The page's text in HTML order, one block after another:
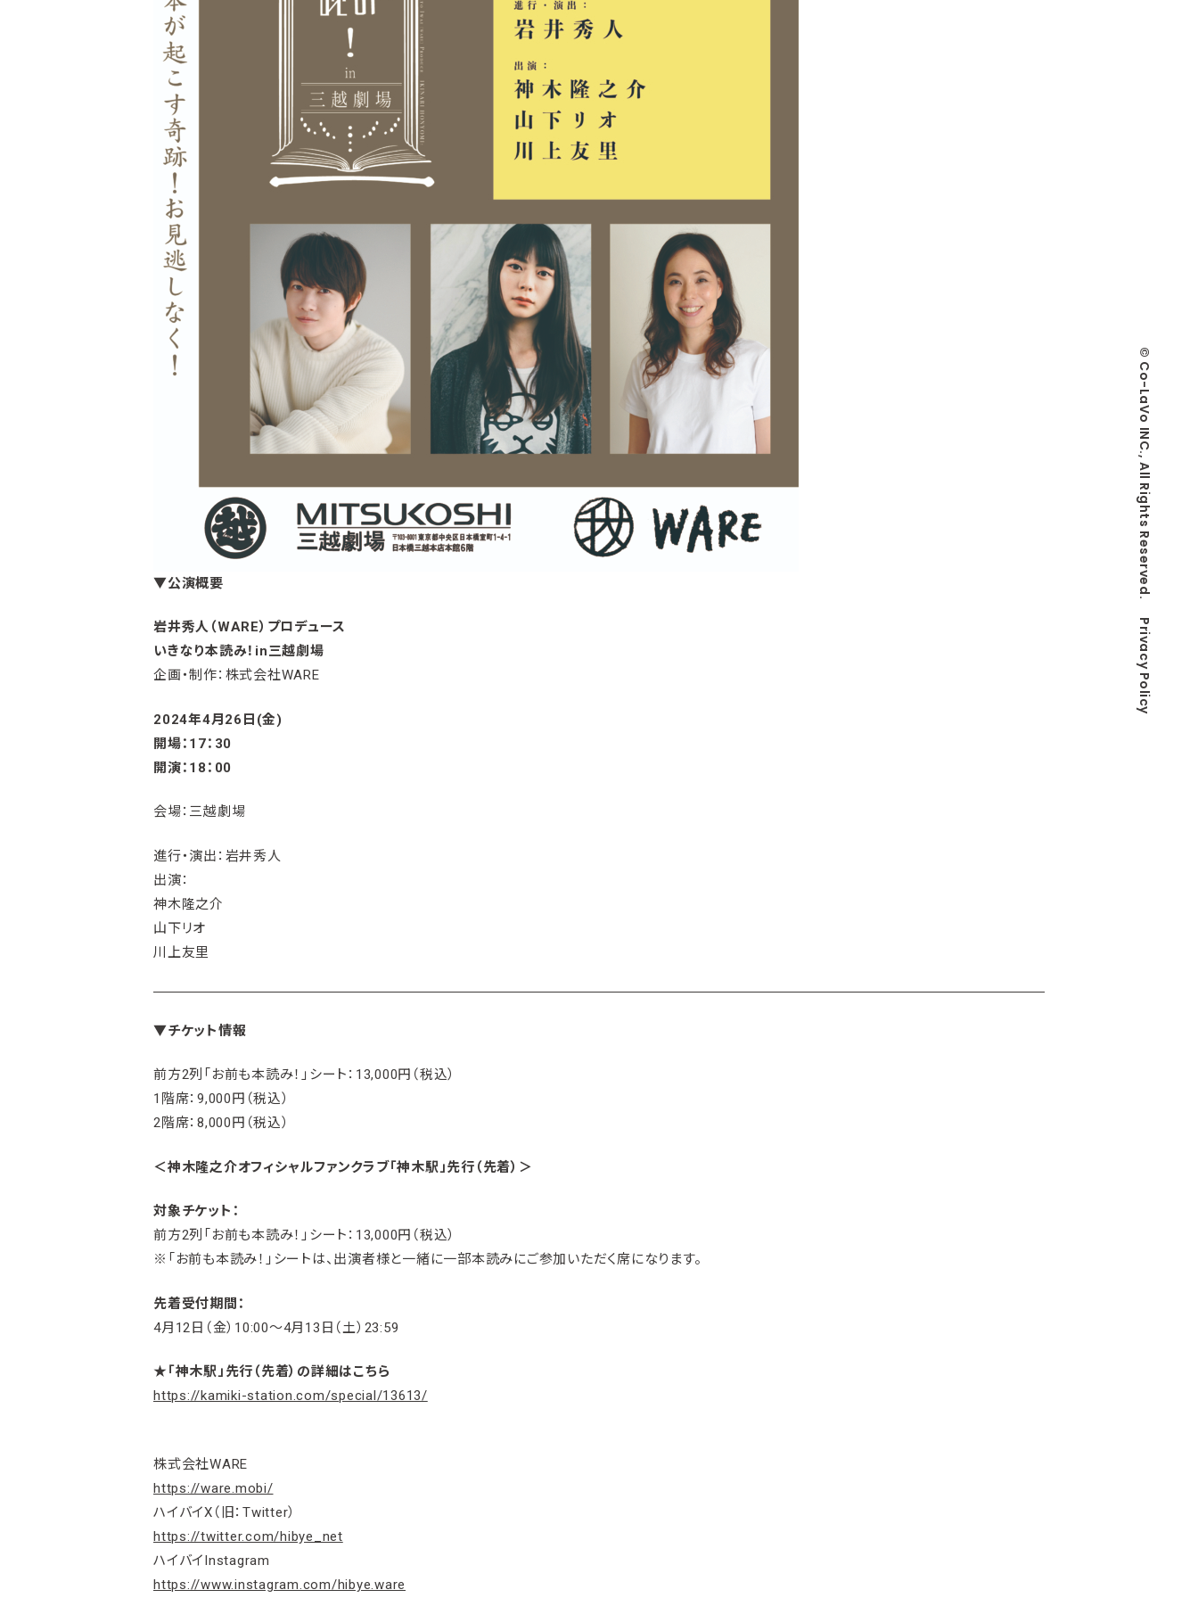
▼公演概要
岩井秀人（WARE）プロデュース
いきなり本読み！in三越劇場
企画・制作：株式会社WARE
2024年4月26日(金)
開場：17：30
開演：18：00
会場：三越劇場
進行・演出：岩井秀人
出演：
神木隆之介
山下リオ
川上友里
▼チケット情報
前方2列「お前も本読み！」シート：13,000円（税込）
1階席：9,000円（税込）
2階席：8,000円（税込）
＜神木隆之介オフィシャルファンクラブ「神木駅」先行（先着）＞
対象チケット：
前方2列「お前も本読み！」シート：13,000円（税込）
※「お前も本読み！」シートは、出演者様と一緒に一部本読みにご参加いただく席になります。
先着受付期間：
4月12日（金）10:00～4月13日（土）23:59
★「神木駅」先行（先着）の詳細はこちら
https://kamiki-station.com/special/13613/
株式会社WARE
https://ware.mobi/
ハイバイX（旧：Twitter）
https://twitter.com/hibye_net
ハイバイInstagram
https://www.instagram.com/hibye.ware
© Co-LaVo INC., All Rights Reserved.
Privacy Policy